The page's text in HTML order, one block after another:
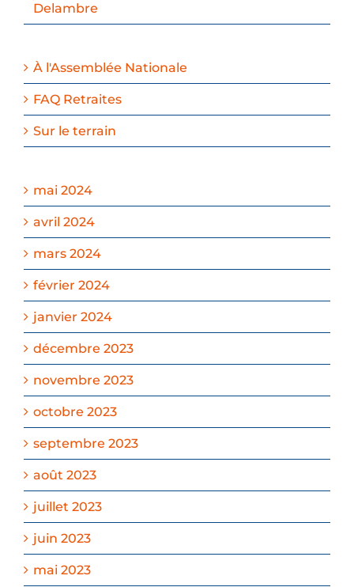
Delambre
À l'Assemblée Nationale
FAQ Retraites
Sur le terrain
mai 2024
avril 2024
mars 2024
février 2024
janvier 2024
décembre 2023
novembre 2023
octobre 2023
septembre 2023
août 2023
juillet 2023
juin 2023
mai 2023